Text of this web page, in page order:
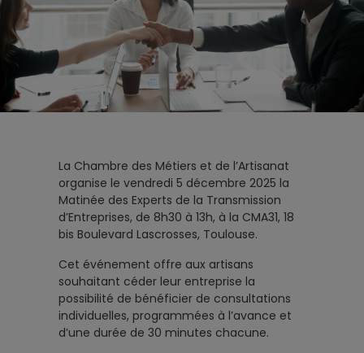
La Chambre des Métiers et de l’Artisanat
organise le vendredi 5 décembre 2025 la
Matinée des Experts de la Transmission
d’Entreprises, de 8h30 à 13h, à la CMA31, 18
bis Boulevard Lascrosses, Toulouse.
Cet événement offre aux artisans
souhaitant céder leur entreprise la
possibilité de bénéficier de consultations
individuelles, programmées à l’avance et
d’une durée de 30 minutes chacune.